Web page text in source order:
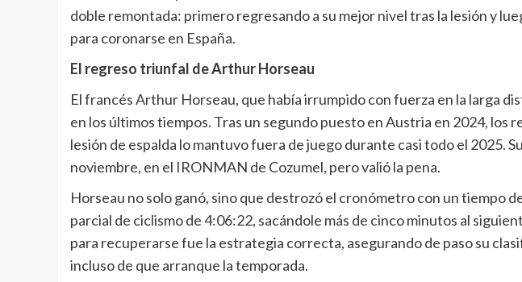
doble remontada: primero regresando a su mejor nivel tras la lesión y
para coronarse en España.
El regreso triunfal de Arthur Horseau
El francés Arthur Horseau, que había irrumpido con fuerza en la larga
en los últimos tiempos. Tras un segundo puesto en Austria en 2024, los
lesión de espalda lo mantuvo fuera de juego durante casi todo el 2025.
noviembre, en el IRONMAN de Cozumel, pero valió la pena.
Horseau no solo ganó, sino que destrozó el cronómetro con un tiempo
parcial de ciclismo de 4:06:22, sacándole más de cinco minutos al
para recuperarse fue la estrategia correcta, asegurando de paso su
incluso de que arranque la temporada.